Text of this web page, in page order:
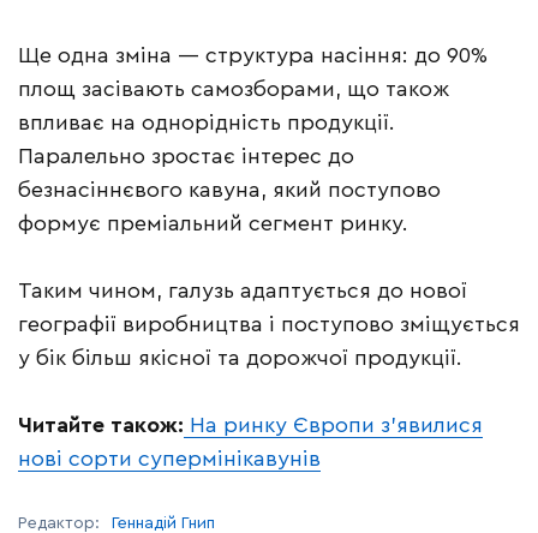
Ще одна зміна — структура насіння: до 90%
площ засівають самозборами, що також
впливає на однорідність продукції.
Паралельно зростає інтерес до
безнасіннєвого кавуна, який поступово
формує преміальний сегмент ринку.
Таким чином, галузь адаптується до нової
географії виробництва і поступово зміщується
у бік більш якісної та дорожчої продукції.
Читайте також: На ринку Європи з’явилися
нові сорти супермінікавунів
Редактор: Геннадій Гнип